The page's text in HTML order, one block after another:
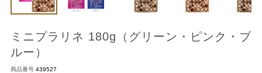
ミニプラリネ 180g（グリーン・ピンク・ブ
ルー）
商品番号 439527